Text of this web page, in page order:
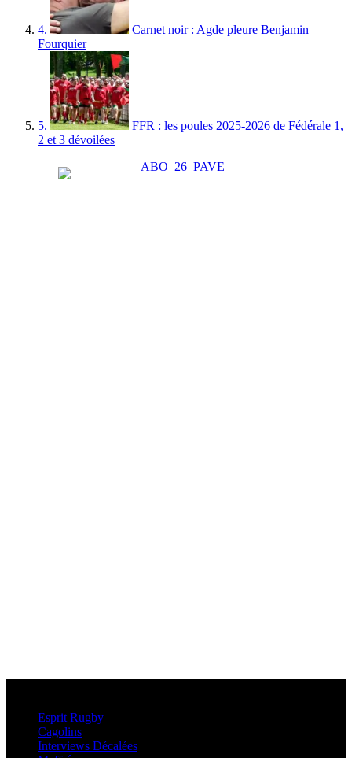
4.
Carnet noir : Agde pleure Benjamin
Fourquier
5.
FFR : les poules 2025-2026 de Fédérale 1,
2 et 3 dévoilées
Esprit Rugby
Cagolins
Interviews Décalées